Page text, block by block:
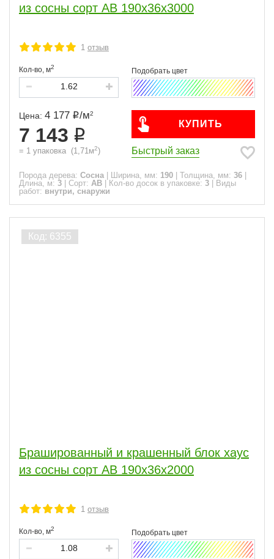
из сосны сорт АВ 190х36х3000
1 отзыв
Кол-во, м2
Цена: 4 177 /м2
7 143
= 1 упаковка (1,71 м2)
КУПИТЬ
Быстрый заказ
Порода дерева: Сосна Ширина, мм: 190 Толщина, мм: 36
Длина, м: 3 Сорт: АВ Кол-во досок в упаковке: 3
Виды
работ: внутри, снаружи
Брашированный и крашенный блок хаус
из сосны сорт АВ 190х36х2000
1 отзыв
Кол-во, м2